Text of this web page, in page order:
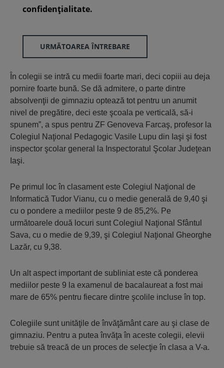
confidenţialitate.
URMĂTOAREA ÎNTREBARE
În colegii se intră cu medii foarte mari, deci copiii au deja
pornire foarte bună. Se dă admitere, o parte dintre
absolvenţii de gimnaziu optează tot pentru un anumit
nivel de pregătire, deci este şcoala pe verticală, să-i
spunem”, a spus pentru ZF Genoveva Farcaş, profesor la
Colegiul Naţional Pedagogic Vasile Lupu din Iaşi şi fost
inspector şcolar general la Inspectoratul Şcolar Judeţean
Iaşi.
Pe primul loc în clasament este Colegiul Naţional de
Informatică Tudor Vianu, cu o medie generală de 9,40 şi
cu o pondere a mediilor peste 9 de 85,2%. Pe
următoarele două locuri sunt Colegiul Naţional Sfântul
Sava, cu o medie de 9,39, şi Colegiul Naţional Gheorghe
Lazăr, cu 9,38.
Un alt aspect important de subliniat este că ponderea
mediilor peste 9 la examenul de bacalaureat a fost mai
mare de 65% pentru fiecare dintre şcolile incluse în top.
Colegiile sunt unităţile de învăţământ care au şi clase de
gimnaziu. Pentru a putea învăţa în aceste colegii, elevii
trebuie să treacă de un proces de selecţie în clasa a V-a.